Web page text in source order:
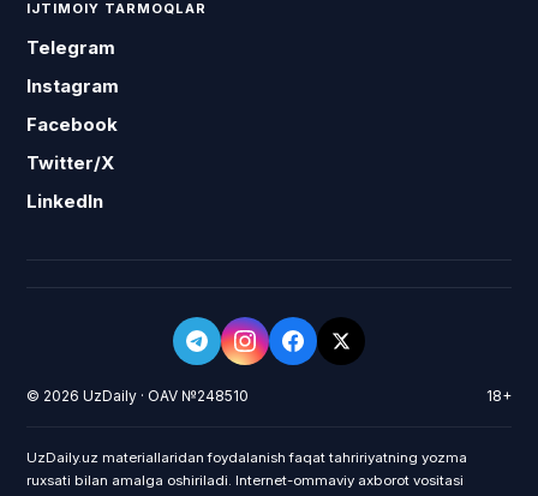
IJTIMOIY TARMOQLAR
Telegram
Instagram
Facebook
Twitter/X
LinkedIn
© 2026 UzDaily · OAV №248510 18+
UzDaily.uz materiallaridan foydalanish faqat tahririyatning yozma
ruxsati bilan amalga oshiriladi. Internet-ommaviy axborot vositasi